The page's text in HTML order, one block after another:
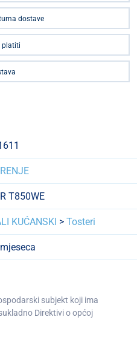
dostave
platiti
T850WE
KUĆANSKI > Tosteri
subjekt koji ima
Direktivi o općoj